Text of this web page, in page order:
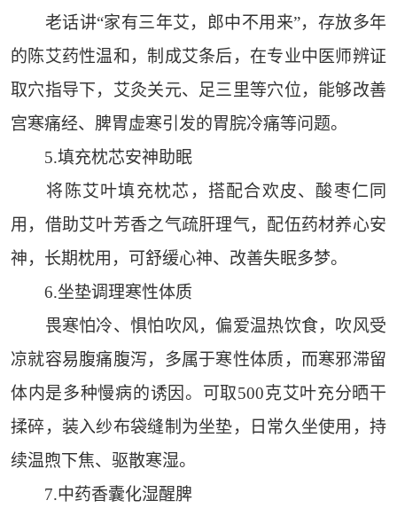
老话讲“家有三年艾，郎中不用来”，存放多年
的陈艾药性温和，制成艾条后，在专业中医师辨证
取穴指导下，艾灸关元、足三里等穴位，能够改善
宫寒痛经、脾胃虚寒引发的胃脘冷痛等问题。
5.填充枕芯安神助眠
将陈艾叶填充枕芯，搭配合欢皮、酸枣仁同
用，借助艾叶芳香之气疏肝理气，配伍药材养心安
神，长期枕用，可舒缓心神、改善失眠多梦。
6.坐垫调理寒性体质
畏寒怕冷、惧怕吹风，偏爱温热饮食，吹风受
凉就容易腹痛腹泻，多属于寒性体质，而寒邪滞留
体内是多种慢病的诱因。可取500克艾叶充分晒干
揉碎，装入纱布袋缝制为坐垫，日常久坐使用，持
续温煦下焦、驱散寒湿。
7.中药香囊化湿醒脾